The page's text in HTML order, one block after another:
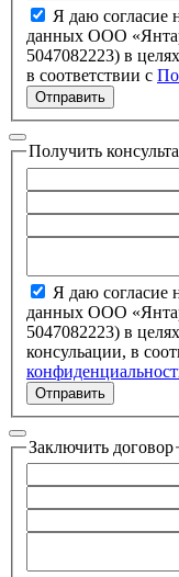
Я даю согласие
данных ООО
5047082223) в целях обработки запроса и обратной связи,
в соответствии с
Отправить
Получить
Я даю согласие
данных ООО
5047082223) в целях обработки запроса и полченя
консульации, в
Отправить
Заключить договор